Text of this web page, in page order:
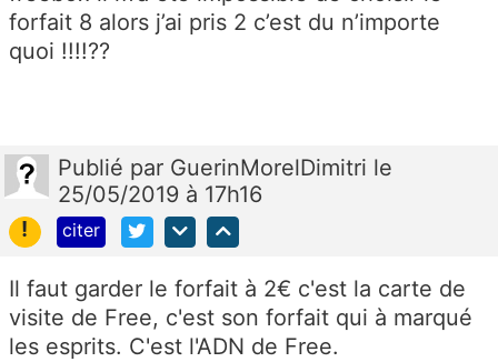
forfait 8 alors j’ai pris 2 c’est du n’importe
quoi !!!!??
Publié par GuerinMorelDimitri le
25/05/2019 à 17h16
!
citer
Il faut garder le forfait à 2€ c'est la carte de
visite de Free, c'est son forfait qui à marqué
les esprits. C'est l'ADN de Free.